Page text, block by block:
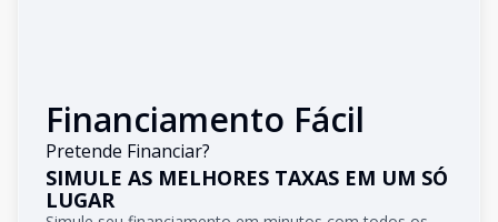
Financiamento Fácil
Pretende Financiar?
SIMULE AS MELHORES TAXAS EM UM SÓ
LUGAR